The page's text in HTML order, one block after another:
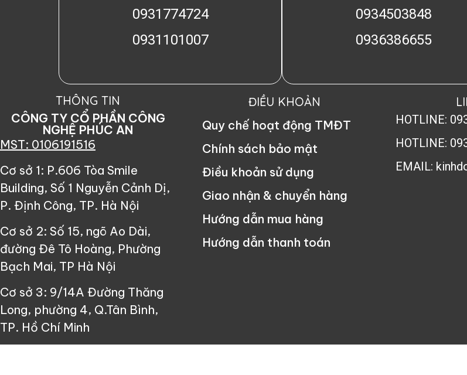
0931774724
0931101007
0934503848
0936386655
THÔNG TIN
CÔNG TY CỔ PHẦN CÔNG
NGHỆ PHÚC AN
MST: 0106191516
Cơ sở 1: P.606 Tòa Smile
Building, Số 1 Nguyễn Cảnh Dị,
P. Định Công, TP. Hà Nội
Cơ sở 2: Số 15, ngõ Ao Dài,
đường Đê Tô Hoàng, Phường
Bạch Mai, TP Hà Nội
Cơ sở 3: 9/14A Đường Thăng
Long, phường 4, Q.Tân Bình,
TP. Hồ Chí Minh
ĐIỀU KHOẢN
Quy chế hoạt động TMĐT
Chính sách bảo mật
Điều khoản sử dụng
Giao nhận & chuyển hàng
Hướng dẫn mua hàng
Hướng dẫn thanh toán
HOTLINE:
HOTLINE:
EMAIL: